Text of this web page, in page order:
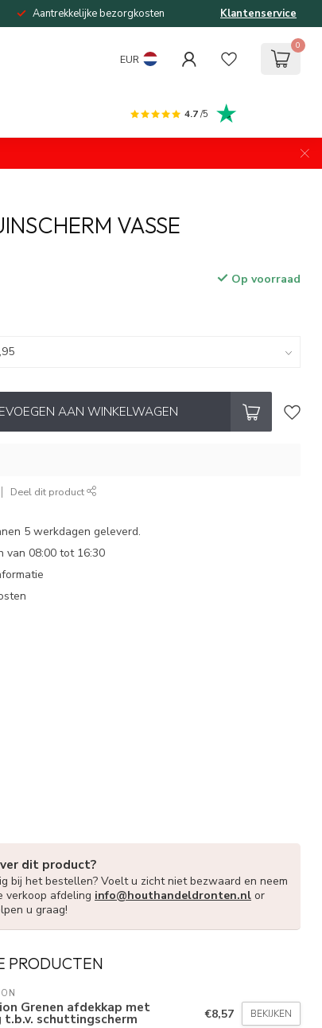
Aantrekkelijke bezorgkosten Klantenservice
EUR
0
4.7/5
VASSE
Op voorraad
AAN WINKELWAGEN
Deel dit product
5 werkdagen geleverd.
van 08:00 tot 16:30
dit product?
bij het bestellen? Voelt u zicht niet bezwaard en neem
verkoop afdeling info@houthandeldronten.nl or
u graag!
PRODUCTEN
Grenen afdekkap met
t.b.v. schuttingscherm €8,57 BEKIJKEN